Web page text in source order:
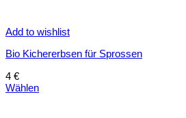
Add to wishlist
Bio Kichererbsen für Sprossen
4 €
Wählen